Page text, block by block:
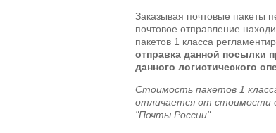
Заказывая почтовые пакеты
почтовое отправление
пакетов 1 класса
отправка данной посылки
данного логистического
Стоимость пакетов 1
отличается от стоимости
"Почты России".